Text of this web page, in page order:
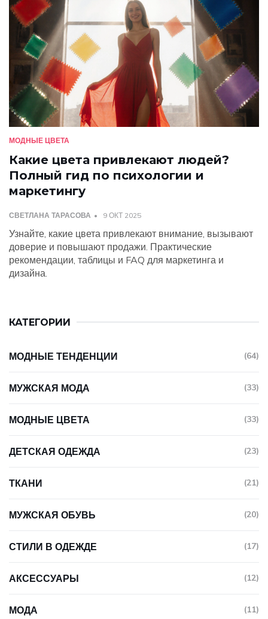
МОДНЫЕ ЦВЕТА
Какие цвета привлекают людей?
Полный гид по психологии и
маркетингу
СВЕТЛАНА ТАРАСОВА 9 ОКТ 2025
Узнайте, какие цвета привлекают внимание, вызывают
доверие и повышают продажи. Практические
рекомендации, таблицы и FAQ для маркетинга и
дизайна.
КАТЕГОРИИ
МОДНЫЕ ТЕНДЕНЦИИ (64)
МУЖСКАЯ МОДА (33)
МОДНЫЕ ЦВЕТА (33)
ДЕТСКАЯ ОДЕЖДА (23)
ТКАНИ (21)
МУЖСКАЯ ОБУВЬ (20)
СТИЛИ В ОДЕЖДЕ (17)
АКСЕССУАРЫ (12)
МОДА (11)